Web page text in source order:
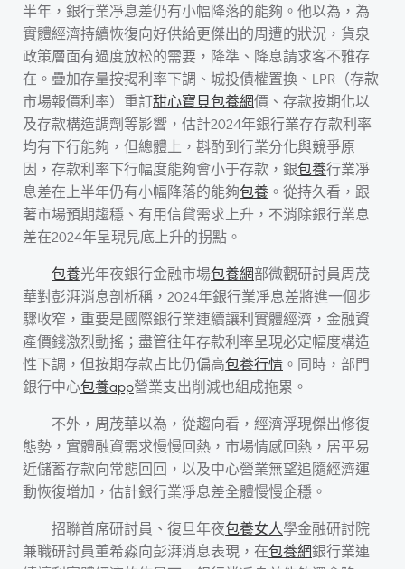
半年，銀行業凈息差仍有小幅降落的能夠。他以為，為
實體經濟持續恢復向好供給更傑出的周遭的狀況，貨泉
政策層面有過度放松的需要，降準、降息請求客不雅存
在。疊加存量按揭利率下調、城投債權置換、LPR（存款
市場報價利率）重訂甜心寶貝包養網價、存款按期化以
及存款構造調劑等影響，估計2024年銀行業存存款利率
均有下行能夠，但總體上，斟酌到行業分化與競爭原
因，存款利率下行幅度能夠會小于存款，銀包養行業凈
息差在上半年仍有小幅降落的能夠包養 。從持久看，跟
著市場預期趨穩、有用信貸需求上升，不消除銀行業息
差在2024年呈現見底上升的拐點。
包養光年夜銀行金融市場包養網部微觀研討員周茂
華對彭湃消息剖析稱，2024年銀行業凈息差將進一個步
驟收窄，重要是國際銀行業連續讓利實體經濟，金融資
產價錢激烈動搖；盡管往年存款利率呈現必定幅度構造
性下調，但按期存款占比仍偏高包養行情 。同時，部門
銀行中心包養app營業支出削減也組成拖累。
不外，周茂華以為，從趨向看，經濟浮現傑出修復
態勢，實體融資需求慢慢回熱，市場情感回熱，居平易
近儲蓄存款向常態回回，以及中心營業無望追隨經濟運
動恢復增加，估計銀行業凈息差全體慢慢企穩。
招聯首席研討員、復旦年夜包養女人學金融研討院
兼職研討員董希淼向彭湃消息表現，在包養網銀行業連